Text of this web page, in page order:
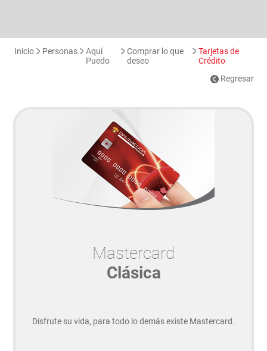
Inicio Personas
Aquí
Puedo
Comprar lo que
deseo
Tarjetas de
Crédito
Regresar
Mastercard
Clásica
Disfrute su vida, para todo lo demás existe Mastercard.